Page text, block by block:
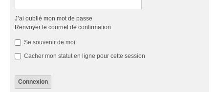
J’ai oublié mon mot de passe
Renvoyer le courriel de confirmation
Se souvenir de moi
Cacher mon statut en ligne pour cette session